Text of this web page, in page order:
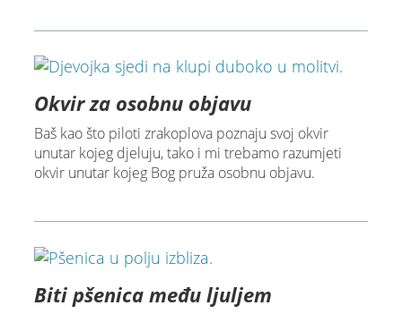
Okvir za osobnu objavu
Baš kao što piloti zrakoplova poznaju svoj okvir
unutar kojeg djeluju, tako i mi trebamo razumjeti
okvir unutar kojeg Bog pruža osobnu objavu.
Biti pšenica među ljuljem